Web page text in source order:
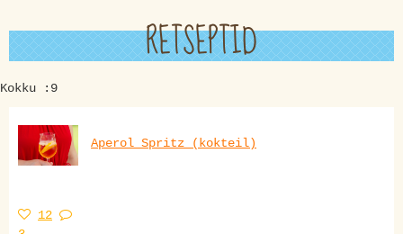
RETSEPTID
Kokku :9
Aperol Spritz (kokteil)
12